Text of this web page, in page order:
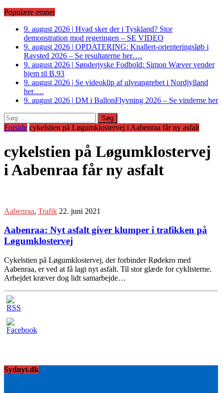
Populære emner
9. august 2026 | Hvad sker der i Tyskland? Stor
demonstration mod regeringen – SE VIDEO
9. august 2026 | OPDATERING: Knallert-orienteringsløb i
Ravsted 2026 – Se resultaterne her….
9. august 2026 | Sønderjyske Fodbold: Simon Wæver vender
hjem til B.93
9. august 2026 | Se videoklip af ulveangrebet i Nordjylland
her….
9. august 2026 | DM i BallonFlyvning 2026 – Se vinderne her
Søg
efter:
Forside cykelstien på Løgumklostervej i Aabenraa får ny asfalt
cykelstien på Løgumklostervej
i Aabenraa får ny asfalt
Aabenraa, Trafik 22. juni 2021
Aabenraa: Nyt asfalt giver klumper i trafikken på
Løgumklostervej
Cykelstien på Løgumklostervej, der forbinder Rødekro med
Aabenraa, er ved at få lagt nyt asfalt. Til stor glæde for cyklisterne.
Arbejdet kræver dog lidt samarbejde…
Sydnyt.dk